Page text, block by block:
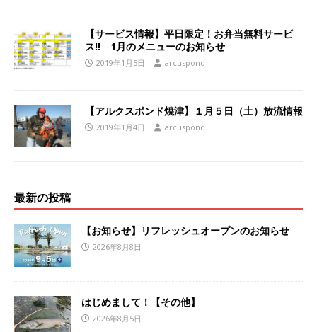
【サービス情報】平日限定！お弁当無料サービ
ス!! 1月のメニューのお知らせ
2019年1月5日 arcuspond
【アルクスポンド焼津】１月５日（土）放流情報
2019年1月4日 arcuspond
最新の投稿
【お知らせ】リフレッシュオープンのお知らせ
2026年8月8日
はじめまして！【その他】
2026年8月5日